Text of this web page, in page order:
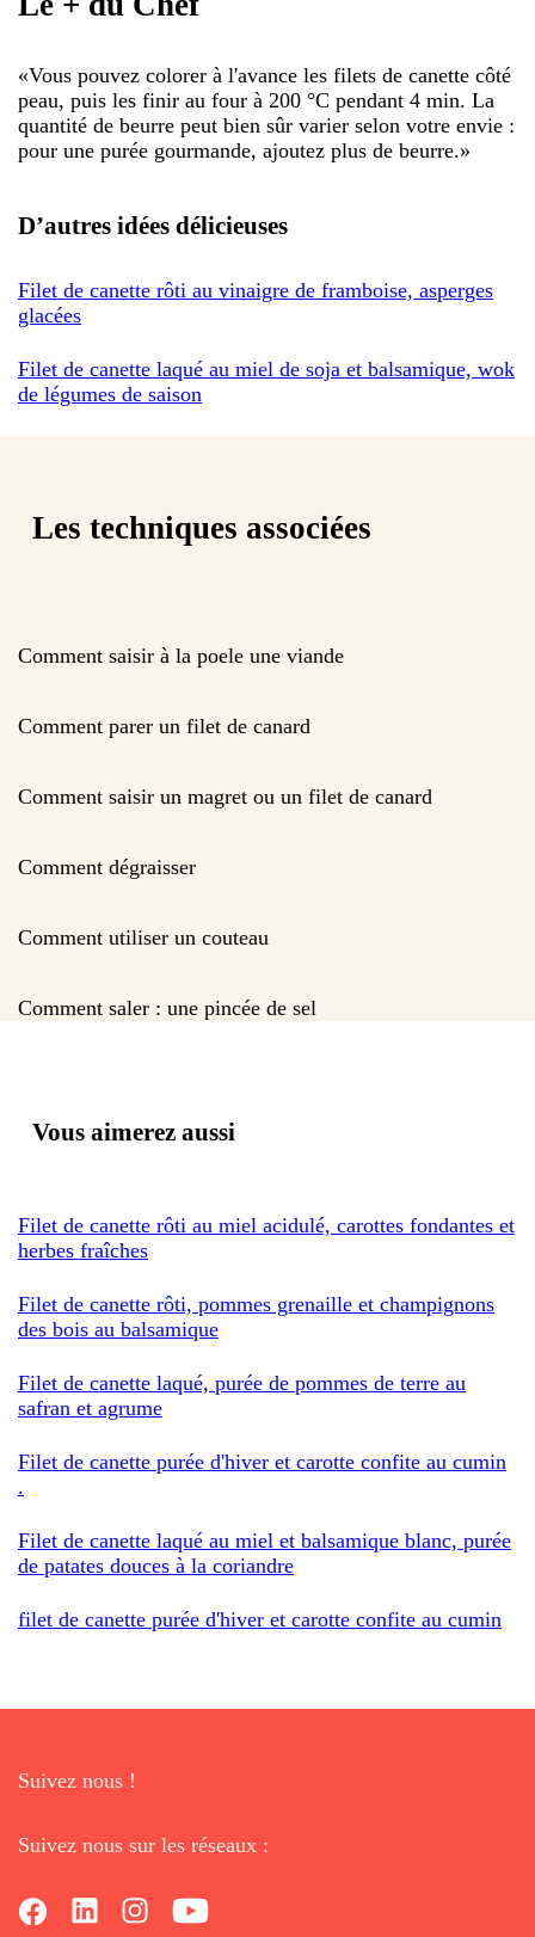
«Vous pouvez colorer à l'avance les filets de canette côté
peau, puis les finir au four à 200 °C pendant 4 min. La
quantité de beurre peut bien sûr varier selon votre envie :
pour une purée gourmande, ajoutez plus de beurre.»
D’autres idées délicieuses
Filet de canette rôti au vinaigre de framboise, asperges
glacées
Filet de canette laqué au miel de soja et balsamique, wok
de légumes de saison
Les techniques associées
Comment saisir à la poele une viande
Comment parer un filet de canard
Comment saisir un magret ou un filet de canard
Comment dégraisser
Comment utiliser un couteau
Comment saler : une pincée de sel
Vous aimerez aussi
Filet de canette rôti au miel acidulé, carottes fondantes et
herbes fraîches
Filet de canette rôti, pommes grenaille et champignons
des bois au balsamique
Filet de canette laqué, purée de pommes de terre au
safran et agrume
Filet de canette purée d'hiver et carotte confite au cumin
.
Filet de canette laqué au miel et balsamique blanc, purée
de patates douces à la coriandre
filet de canette purée d'hiver et carotte confite au cumin
Suivez nous !
Suivez nous sur les réseaux :